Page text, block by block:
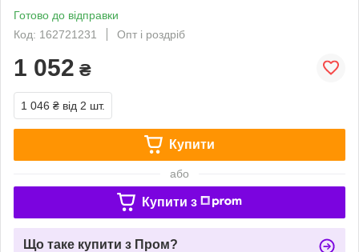
Готово до відправки
Код: 162721231
Опт і роздріб
1 052 ₴
1 046 ₴ від 2 шт.
Купити
або
Купити з
Що таке купити з Пром?